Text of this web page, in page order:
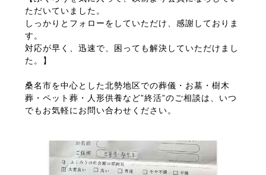
ただいていました。
しっかりとフォローをしていただけ、感謝しておりま
す。
対応が早く、迅速で、困っても解決していただけまし
た。】
桑名市を中心とした北勢地区での葬儀・お墓・樹木
葬・ペット葬・人形供養など”終活”のご相談は、いつ
でもお気軽にお問い合わせください。